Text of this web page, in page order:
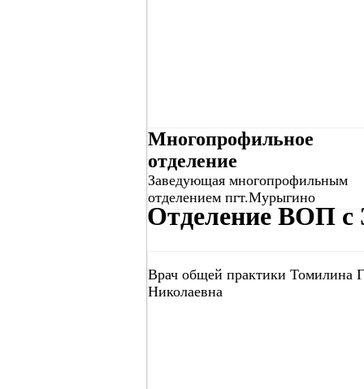
Многопрофильное
отделение
Заведующая многопрофильным
отделением пгт.Мурыгино
Отделение ВОП с
Врач общей практики Томилина
Николаевна